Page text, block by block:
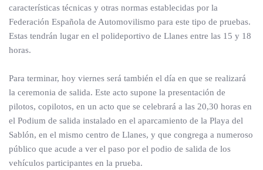
características técnicas y otras normas establecidas por la
Federación Española de Automovilismo para este tipo de pruebas.
Estas tendrán lugar en el polideportivo de Llanes entre las 15 y 18
horas.
Para terminar, hoy viernes será también el día en que se realizará
la ceremonia de salida. Este acto supone la presentación de
pilotos, copilotos, en un acto que se celebrará a las 20,30 horas en
el Podium de salida instalado en el aparcamiento de la Playa del
Sablón, en el mismo centro de Llanes, y que congrega a numeroso
público que acude a ver el paso por el podio de salida de los
vehículos participantes en la prueba.